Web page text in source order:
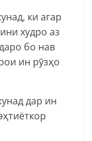
ки агар
худро аз
бо нав
ин рӯзҳо
дар ин